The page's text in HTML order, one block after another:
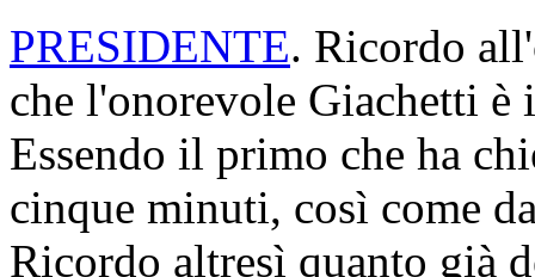
PRESIDENTE. Ricordo
che l'onorevole Giachetti è
Essendo il primo che ha
cinque minuti, così come
Ricordo altresì quanto già